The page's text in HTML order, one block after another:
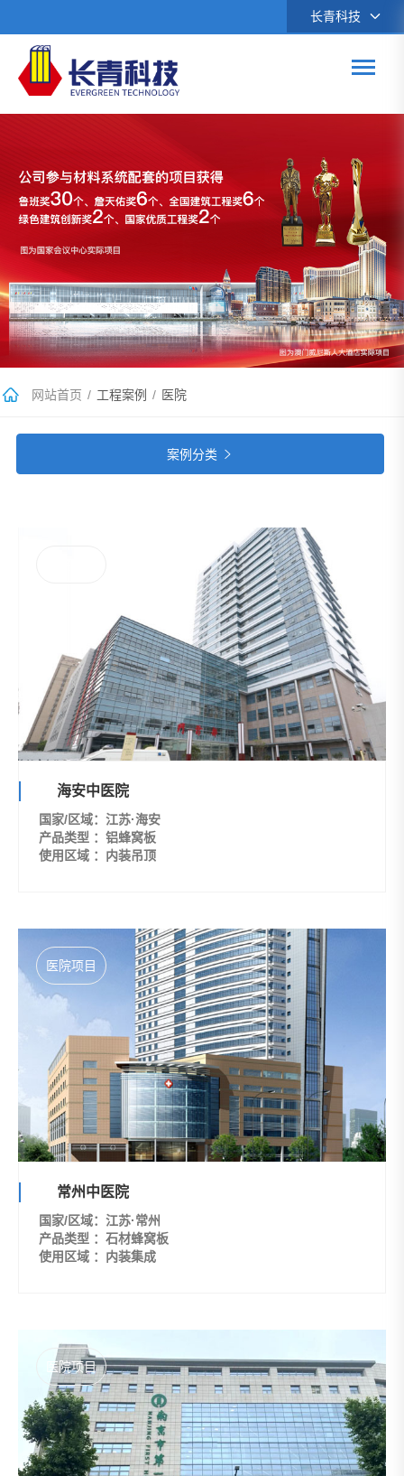
长青科技
网站首页 / 工程案例 / 医院
案例分类 
海安中医院
国家/区域：江苏·海安
产品类型 ：铝蜂窝板
使用区域 ：内装吊顶
医院项目
常州中医院
国家/区域：江苏·常州
产品类型 ：石材蜂窝板
使用区域 ：内装集成
医院项目